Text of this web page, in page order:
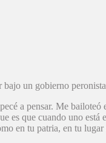
bajo un gobierno
a pensar. Me
que cuando uno está
en tu patria, en tu